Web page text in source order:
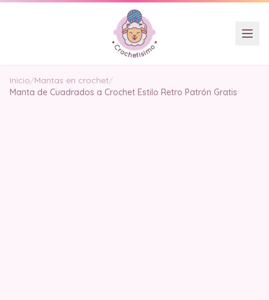
Inicio/Mantas en crochet/
Manta de Cuadrados a Crochet Estilo Retro Patrón Gratis